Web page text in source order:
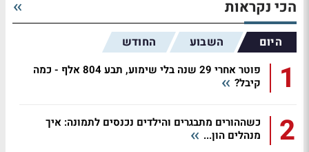
הכי נקראות
היום השבוע החודש
1
פוטר אחרי 29 שנה בלי שימוע, תבע 804 אלף - כמה
קיבל?
2
כשההורים מתבגרים והילדים נכנסים לתמונה: איך
מנהלים הון...